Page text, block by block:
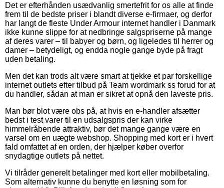
Det er efterhånden usædvanlig smertefrit for os alle at finde
frem til de bedste priser i blandt diverse e-firmaer, og derfor
har langt de fleste Under Armour internet handler i Danmark
ikke kunne slippe for at nedbringe salgspriserne på mange
af deres varer – til babyer og børn, og ligeledes til herrer og
damer – betydeligt, og endda nogle gange byde på fragt
uden betaling.
Men det kan trods alt være smart at tjekke et par forskellige
internet outlets efter tilbud på Team wordmark ss forud for at
du handler, sådan at man er sikret at opnå den laveste pris.
Man bør blot være obs på, at hvis en e-handler afsætter
bedst i test varer til en udsalgspris der kan virke
himmelråbende attraktiv, bør det mange gange være en
varsel om en uægte webshop. Shopping med kort er i hvert
fald omfattet af en orden, der hjælper køber overfor
snydagtige outlets på nettet.
Vi tilråder generelt betalinger med kort eller mobilbetaling.
Som alternativ kunne du benytte en løsning som for